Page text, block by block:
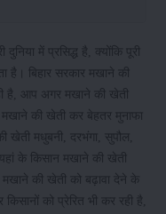
में प्रसिद्ध है, क्योंकि पूरी
है। बिहार सरकार मखाने की
है, आप अगर मखाने की खेती
की खेती कर बेहतर मुनाफा
खेती मधुबनी, दरभंगा, सुपौल,
के किसान मखाने की खेती
की खेती को बढ़ावा देने के
को प्रेरित भी कर रही है,